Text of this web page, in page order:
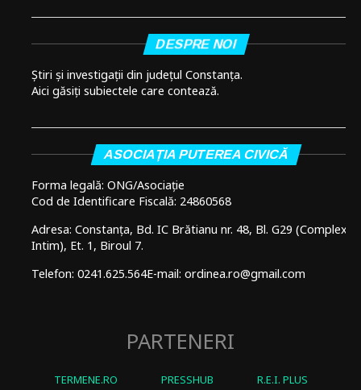
DESPRE NOI
Știri și investigații din județul Constanța.
Aici găsiți subiectele care contează.
ASOCIAȚIA PUTEREA CIVICĂ
Forma legală: ONG/Asociație
Cod de Identificare Fiscală: 24860568
Adresa: Constanța, Bd. IC Brătianu nr. 48, Bl. G29 (Complex
Intim), Et. 1, Biroul 7.
Telefon: 0241.625.564E-mail: ordinea.ro@gmail.com
PARTENERI
TERMENE.RO PRESSHUB R.E.I. PLUS